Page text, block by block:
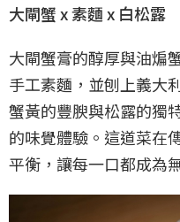
大閘蟹 x 素麵 x 白松露
大閘蟹膏的醇厚與油煸
手工素麵，並刨上義大
蟹黃的豐腴與松露的獨
的味覺體驗。這道菜在
平衡，讓每一口都成為